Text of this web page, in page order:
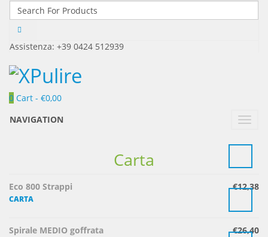
Assistenza: +39 0424 512939
0 Cart - €0,00
NAVIGATION
Carta
€12,38
Eco 800 Strappi
CARTA
€26,40
Spirale MEDIO goffrata